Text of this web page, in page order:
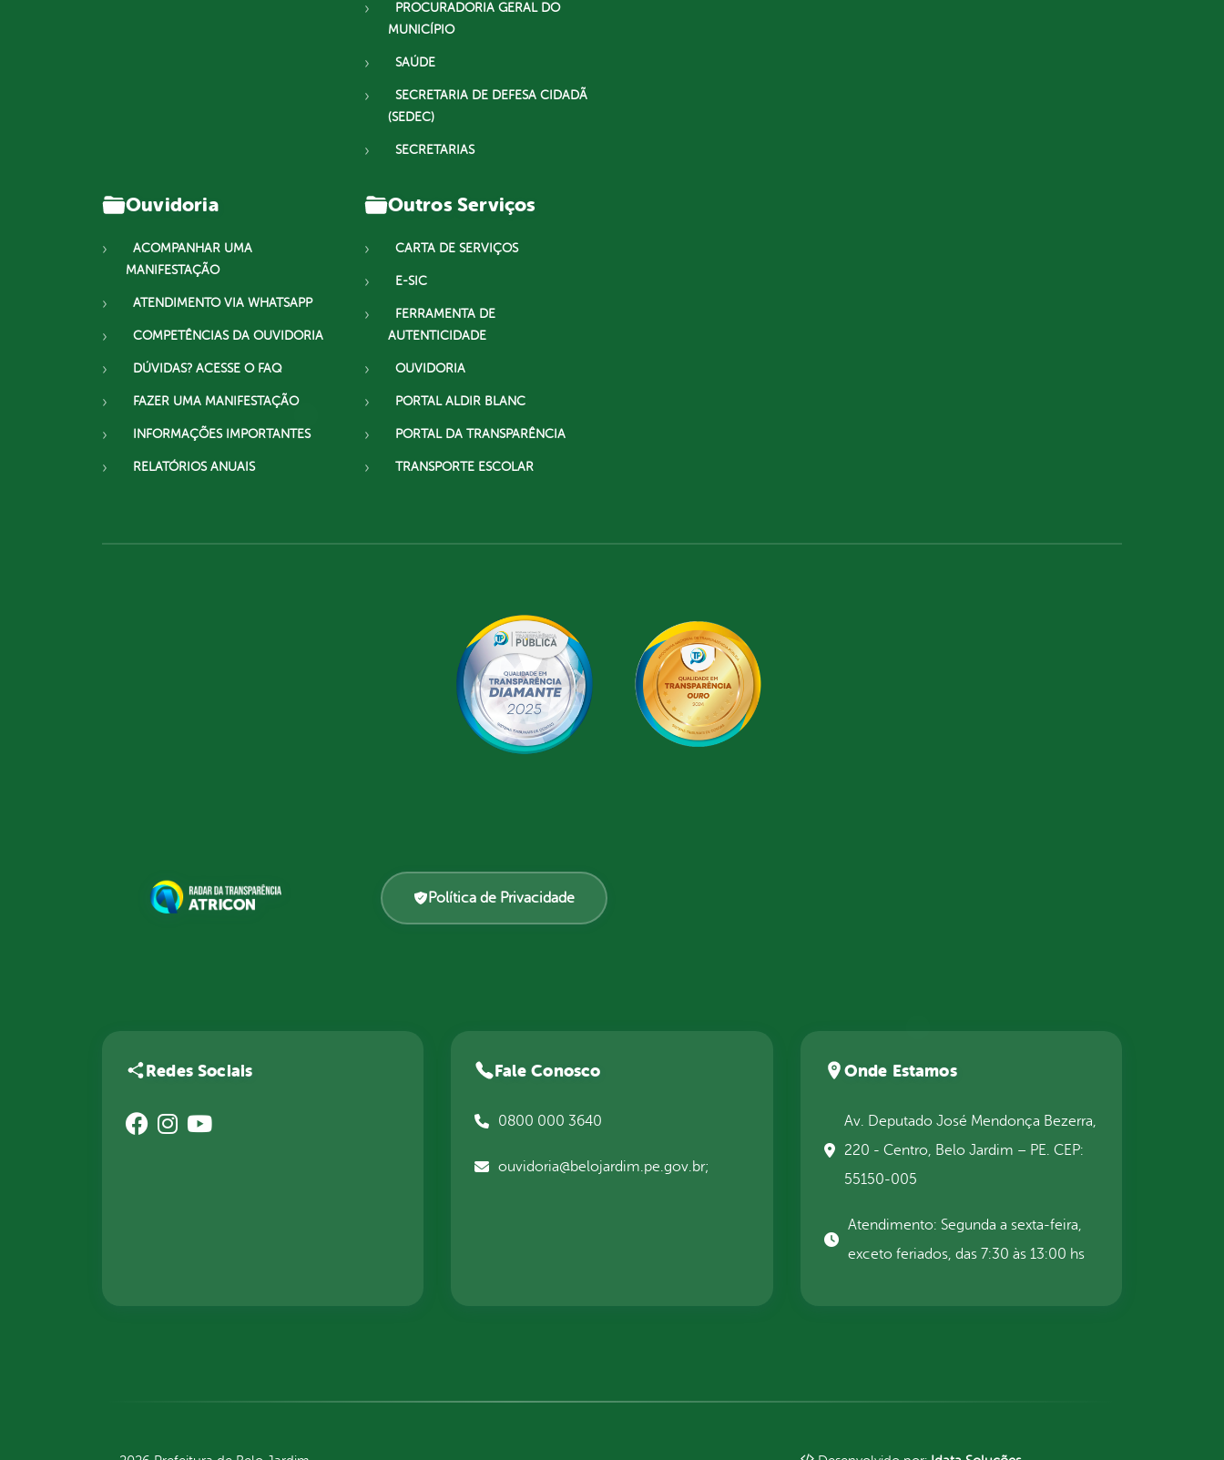
PROCURADORIA GERAL DO
MUNICÍPIO
SAÚDE
SECRETARIA DE DEFESA CIDADÃ
(SEDEC)
SECRETARIAS
Ouvidoria
ACOMPANHAR UMA
MANIFESTAÇÃO
ATENDIMENTO VIA WHATSAPP
COMPETÊNCIAS DA OUVIDORIA
DÚVIDAS? ACESSE O FAQ
FAZER UMA MANIFESTAÇÃO
INFORMAÇÕES IMPORTANTES
RELATÓRIOS ANUAIS
Outros Serviços
CARTA DE SERVIÇOS
E-SIC
FERRAMENTA DE
AUTENTICIDADE
OUVIDORIA
PORTAL ALDIR BLANC
PORTAL DA TRANSPARÊNCIA
TRANSPORTE ESCOLAR
Política de Privacidade
Redes Sociais Fale Conosco
0800 000 3640
ouvidoria@belojardim.pe.gov.br;
Onde Estamos
Av. Deputado José Mendonça Bezerra,
220 - Centro, Belo Jardim – PE. CEP:
55150-005
Atendimento: Segunda a sexta-feira,
exceto feriados, das 7:30 às 13:00 hs